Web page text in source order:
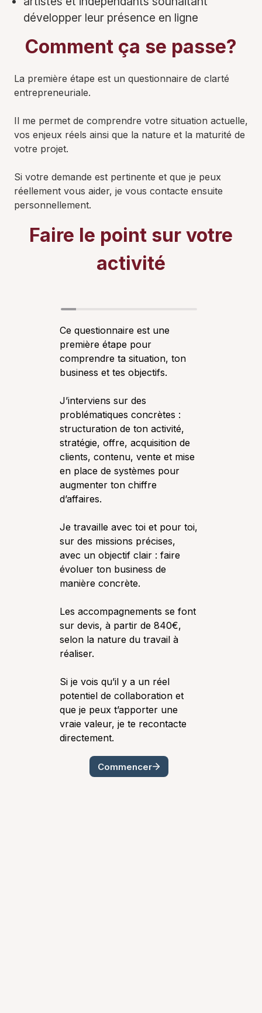
développer leur présence en ligne
Comment ça se passe?
La première étape est un questionnaire de clarté
entrepreneuriale.
Il me permet de comprendre votre situation actuelle,
vos enjeux réels ainsi que la nature et la maturité de
votre projet.
Si votre demande est pertinente et que je peux
réellement vous aider, je vous contacte ensuite
personnellement.
Faire le point sur votre
activité